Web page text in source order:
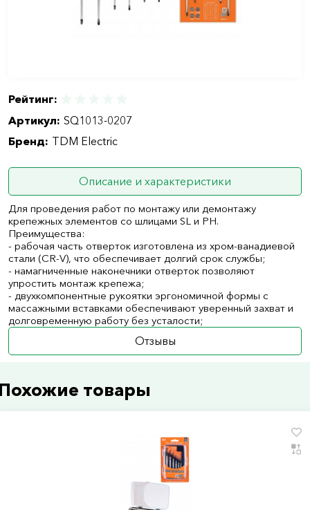
Рейтинг:
Артикул: SQ1013-0207
Бренд: TDM Electric
Описание и характеристики
Для проведения работ по монтажу или демонтажу
крепежных элементов со шлицами SL и PH.
Преимущества:
- рабочая часть отверток изготовлена из хром-ванадиевой
стали (CR-V), что обеспечивает долгий срок службы;
- намагниченные наконечники отверток позволяют
упростить монтаж крепежа;
- двухкомпонентные рукоятки эргономичной формы с
массажными вставками обеспечивают уверенный захват и
долговременную работу без усталости;
Отзывы
товары